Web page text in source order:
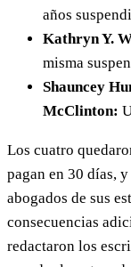
años
Kathryn Y.
misma
Shauncey
McClinton:
Los cuatro
pagan en 30 días,
abogados de sus
consecuencias
redactaron los